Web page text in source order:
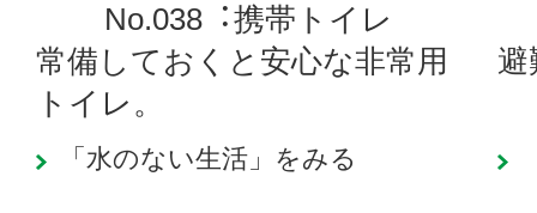
No.038︓携帯トイレ
常備しておくと安心な非常用
トイレ。
「水のない生活」をみる
避